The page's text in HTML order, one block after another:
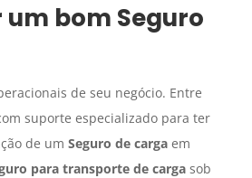
um bom Seguro
de seu negócio. Entre
suporte especializado para ter
de um Seguro de cargaem
para transporte de cargasob